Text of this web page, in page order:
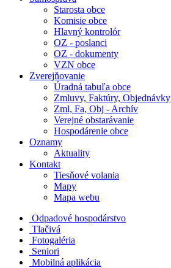
Starosta obce
Komisie obce
Hlavný kontrolór
OZ - poslanci
OZ - dokumenty
VZN obce
Zverejňovanie
Úradná tabuľa obce
Zmluvy, Faktúry, Objednávky
Zml, Fa, Obj - Archív
Verejné obstarávanie
Hospodárenie obce
Oznamy
Aktuality
Kontakt
Tiesňové volania
Mapy
Mapa webu
Odpadové hospodárstvo
Tlačivá
Fotogaléria
Seniori
Mobilná aplikácia